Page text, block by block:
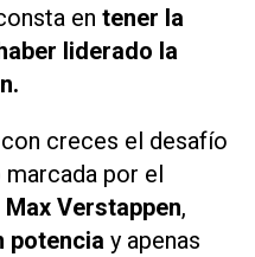
en tener la
liderado la
creces el desafío
marcada por el
Verstappen,
potencia y apenas